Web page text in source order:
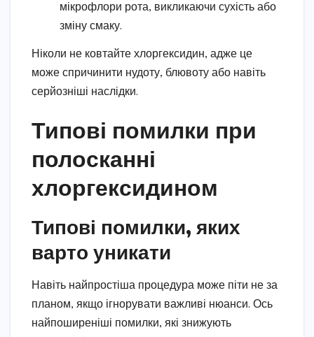
мікрофлори рота, викликаючи сухість або
зміну смаку.
Ніколи не ковтайте хлоргексидин, адже це
може спричинити нудоту, блювоту або навіть
серйозніші наслідки.
Типові помилки при
полосканні
хлоргексидином
Типові помилки, яких
варто уникати
Навіть найпростіша процедура може піти не за
планом, якщо ігнорувати важливі нюанси. Ось
найпоширеніші помилки, які знижують